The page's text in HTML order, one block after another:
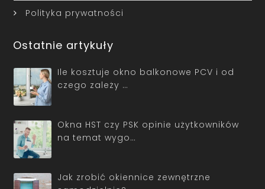
Polityka prywatności
Ostatnie artykuły
Ile kosztuje okno balkonowe PCV i od
czego zależy …
Okna HST czy PSK opinie użytkowników
na temat wygo…
Jak zrobić okiennice zewnętrzne